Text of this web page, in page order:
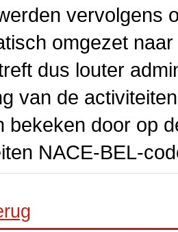
vervolgens
omgezet
dus louter
van de
bekeken door op
NACE-BEL-